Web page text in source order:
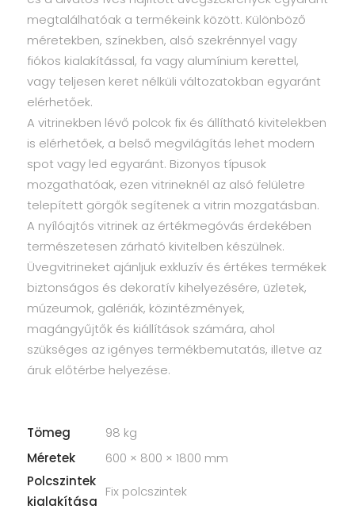
megtalálhatóak a termékeink között. Különböző
méretekben, színekben, alsó szekrénnyel vagy
fiókos kialakítással, fa vagy alumínium kerettel,
vagy teljesen keret nélküli változatokban egyaránt
elérhetőek.
A vitrinekben lévő polcok fix és állítható kivitelekben
is elérhetőek, a belső megvilágítás lehet modern
spot vagy led egyaránt. Bizonyos típusok
mozgathatóak, ezen vitrineknél az alsó felületre
telepített görgők segítenek a vitrin mozgatásban.
A nyílóajtós vitrinek az értékmegóvás érdekében
természetesen zárható kivitelben készülnek.
Üvegvitrineket ajánljuk exkluzív és értékes termékek
biztonságos és dekoratív kihelyezésére, üzletek,
múzeumok, galériák, közintézmények,
magángyűjtők és kiállítások számára, ahol
szükséges az igényes termékbemutatás, illetve az
áruk előtérbe helyezése.
Tömeg
98 kg
Méretek
600 × 800 × 1800 mm
Polcszintek
kialakítása
Fix polcszintek